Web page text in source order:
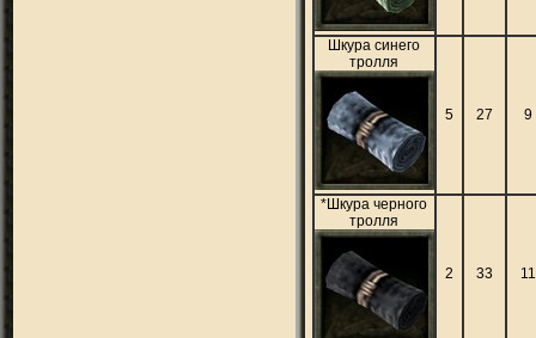
Шкура синего
тролля
5 27 9
*Шкура черного
тролля
2 33 11